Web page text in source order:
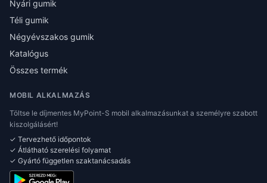
Nyári gumik
Téli gumik
Négyévszakos gumik
Katalógus
Összes termék
MOBIL ALKALMAZÁS
Töltse le díjmentes MyPoint-S mobil alkalmazásunkat a személyre szabott
kiszolgálásért!
✓ Tervezhető időpontok
✓ Átlátható szerelési folyamat
✓ Gyártó független szaktanácsadás